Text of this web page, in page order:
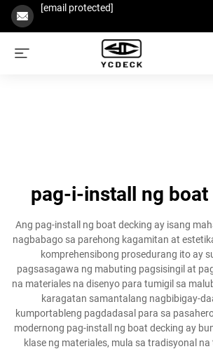
[email protected]
pag-i-install ng
Ang pag-install ng boat decking ay isang
nagbabago sa parehong kagamitan at
komprehensibong prosedurang ito ay
pagsasagawa ng mabuting pagsisingil at
na materiales na disenyo para tumigil sa
karagatan samantalang nagbibigay-
kumportableng pagdadasal para sa
modernong pag-install ng boat decking ay
klase ng materiales, mula sa tradisyonal